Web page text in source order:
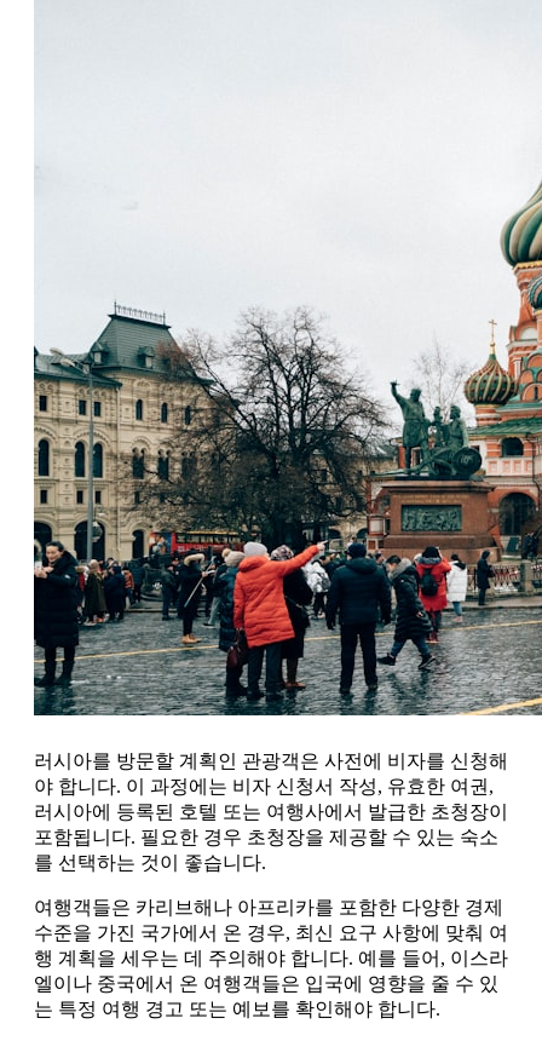
러시아를 방문할 계획인 관광객은 사전에 비자를 신청해
야 합니다. 이 과정에는 비자 신청서 작성, 유효한 여권,
러시아에 등록된 호텔 또는 여행사에서 발급한 초청장이
포함됩니다. 필요한 경우 초청장을 제공할 수 있는 숙소
를 선택하는 것이 좋습니다.
여행객들은 카리브해나 아프리카를 포함한 다양한 경제
수준을 가진 국가에서 온 경우, 최신 요구 사항에 맞춰 여
행 계획을 세우는 데 주의해야 합니다. 예를 들어, 이스라
엘이나 중국에서 온 여행객들은 입국에 영향을 줄 수 있
는 특정 여행 경고 또는 예보를 확인해야 합니다.